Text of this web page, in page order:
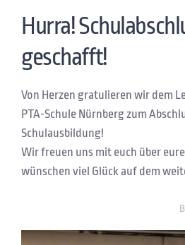
Hurra!
geschafft!
Von Herzen gratulieren wir dem
PTA-Schule Nürnberg zum
Schulausbildung!
Wir freuen uns mit euch über
wünschen viel Glück auf dem